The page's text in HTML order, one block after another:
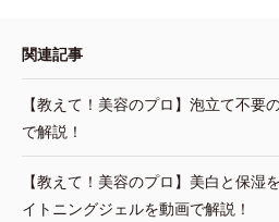
関連記事
【教えて！美容のプロ】泡立て不要
で解説！
【教えて！美容のプロ】美白と保湿
イトニングジェルを動画で解説！